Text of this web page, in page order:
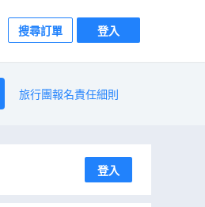
搜尋訂單 登入
旅行團報名責任細則
登入